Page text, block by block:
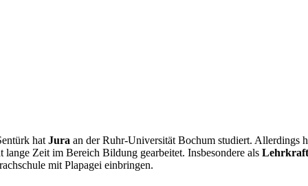
hatJura an der Ruhr-Universität Bochum studiert. Allerdings
lange Zeit im Bereich Bildung gearbeitet. Insbesondere als
mit Plapagei einbringen.